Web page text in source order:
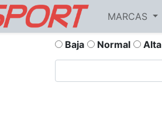
MARCAS
Baja Normal Alta